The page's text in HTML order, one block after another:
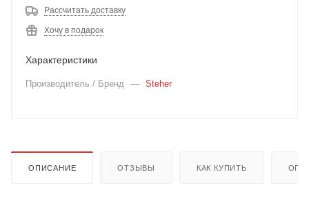
Рассчитать доставку
Хочу в подарок
Характеристики
Производитель / Бренд — Steher
ОПИСАНИЕ ОТЗЫВЫ КАК КУПИТЬ